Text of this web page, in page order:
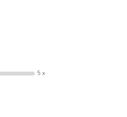
5 x